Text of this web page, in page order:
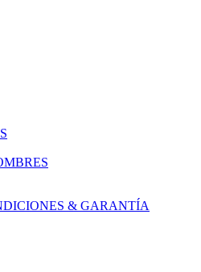
& GARANTÍA